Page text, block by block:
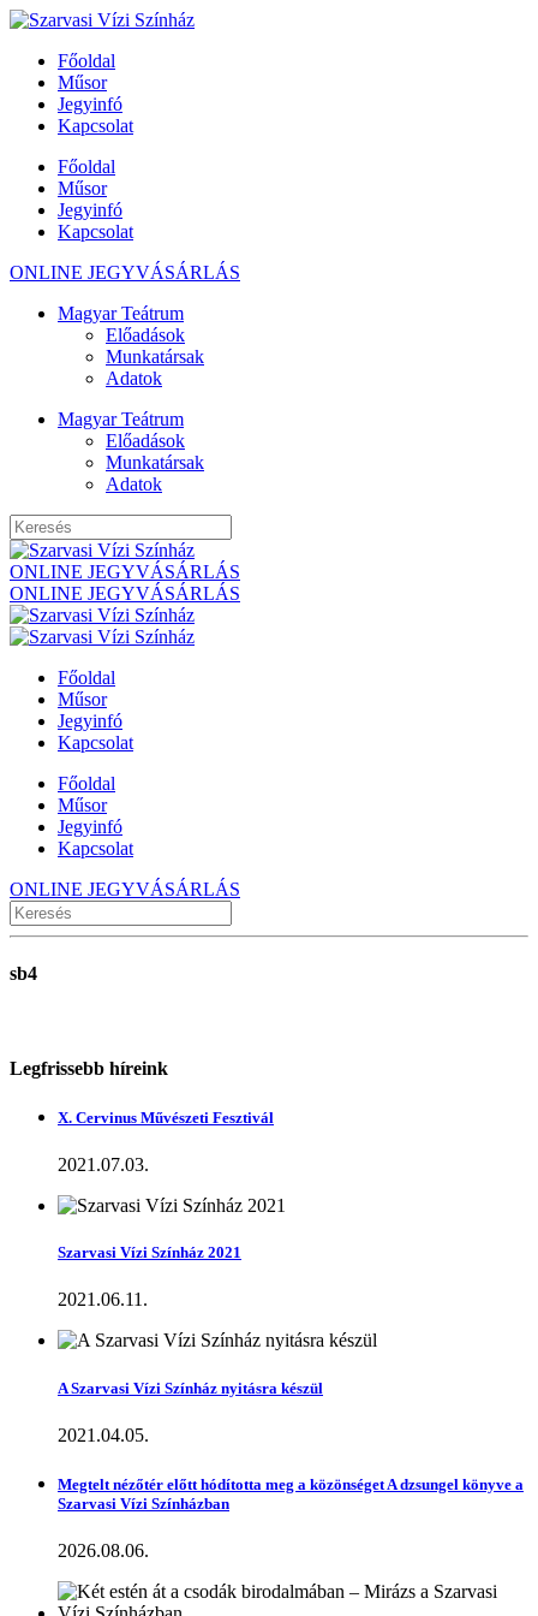
Főoldal
Műsor
Jegyinfó
Kapcsolat
Főoldal
Műsor
Jegyinfó
Kapcsolat
ONLINE JEGYVÁSÁRLÁS
Magyar Teátrum
Előadások
Munkatársak
Adatok
Magyar Teátrum
Előadások
Munkatársak
Adatok
ONLINE JEGYVÁSÁRLÁS
ONLINE JEGYVÁSÁRLÁS
Főoldal
Műsor
Jegyinfó
Kapcsolat
Főoldal
Műsor
Jegyinfó
Kapcsolat
ONLINE JEGYVÁSÁRLÁS
sb4
Legfrissebb híreink
X. Cervinus Művészeti Fesztivál
2021.07.03.
Szarvasi Vízi Színház 2021
2021.06.11.
A Szarvasi Vízi Színház nyitásra készül
2021.04.05.
Megtelt nézőtér előtt hódította meg a közönséget A dzsungel könyve a
Szarvasi Vízi Színházban
2026.08.06.